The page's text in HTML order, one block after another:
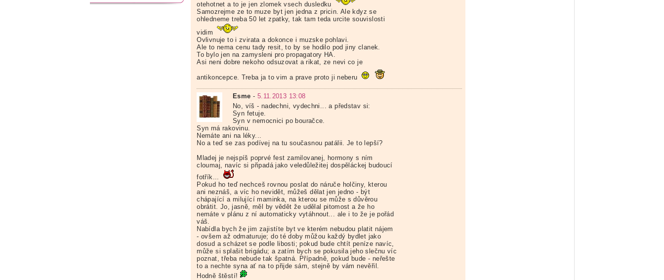
otehotnet a to je jen zlomek vsech dusledku
Samozrejme ze to muze byt jen jedna z pricin. Ale kdyz se
ohledneme treba 50 let zpatky, tak tam teda urcite souvislosti
vidim
Ovlivnuje to i zvirata a dokonce i muzske pohlavi.
Ale to nema cenu tady resit, to by se hodilo pod jiny clanek.
To bylo jen na zamysleni pro propagatory HA.
Asi neni dobre nekoho odsuzovat a rikat, ze nevi co je
antikoncepce. Treba ja to vim a prave proto ji neberu
Esme - 5.11.2013 13:08
No, víš - nadechni, vydechni... a představ si:
Syn fetuje.
Syn v nemocnici po bouračce.
Syn má rakovinu.
Nemáte ani na léky...
No a teď se zas podívej na tu současnou patálii. Je to lepší?
Mladej je nejspíš poprvé fest zamilovanej, hormony s ním
cloumaj, navíc si připadá jako veledůležitej dospěláckej budoucí
fotřík...
Pokud ho teď nechceš rovnou poslat do náruče holčiny, kterou
ani neznáš, a víc ho nevidět, můžeš dělat jen jedno - být
chápající a milující maminka, na kterou se může s důvěrou
obrátit. Jo, jasně, měl by vědět že udělal pitomost a že ho
nemáte v plánu z ní automaticky vytáhnout... ale i to že je pořád
váš.
Nabídla bych že jim zajistíte byt ve kterém nebudou platit nájem
- ovšem až odmaturuje; do té doby můžou každý bydlet jako
dosud a scházet se podle libosti; pokud bude chtít peníze navíc,
může si splašit brigádu; a zatím bych se pokusila jeho slečnu víc
poznat, třeba nebude tak špatná. Případně, pokud bude - neřešte
to a nechte syna ať na to přijde sám, stejně by vám nevěřil.
Hodně štěstí!